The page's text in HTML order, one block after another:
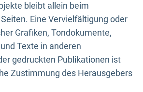
bleibt allein beim
Eine Vervielfältigung oder
Grafiken, Tondokumente,
Texte in anderen
gedruckten Publikationen ist
Zustimmung des Herausgebers